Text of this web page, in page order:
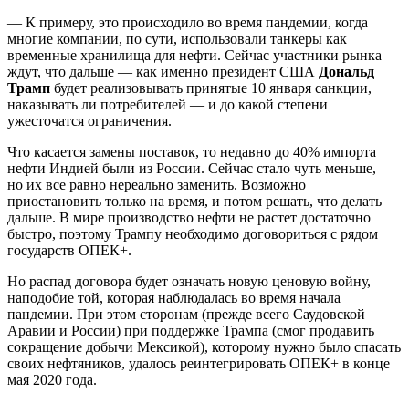
— К примеру, это происходило во время пандемии, когда
многие компании, по сути, использовали танкеры как
временные хранилища для нефти. Сейчас участники рынка
ждут, что дальше — как именно президент США Дональд
Трамп будет реализовывать принятые 10 января санкции,
наказывать ли потребителей — и до какой степени
ужесточатся ограничения.
Что касается замены поставок, то недавно до 40% импорта
нефти Индией были из России. Сейчас стало чуть меньше,
но их все равно нереально заменить. Возможно
приостановить только на время, и потом решать, что делать
дальше. В мире производство нефти не растет достаточно
быстро, поэтому Трампу необходимо договориться с рядом
государств ОПЕК+.
Но распад договора будет означать новую ценовую войну,
наподобие той, которая наблюдалась во время начала
пандемии. При этом сторонам (прежде всего Саудовской
Аравии и России) при поддержке Трампа (смог продавить
сокращение добычи Мексикой), которому нужно было спасать
своих нефтяников, удалось реинтегрировать ОПЕК+ в конце
мая 2020 года.